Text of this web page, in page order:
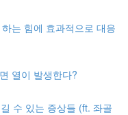
는 힘에 효과적으로 대응
열이 발생한다?
수 있는 증상들 (ft. 좌골